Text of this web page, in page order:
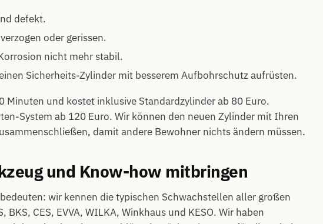
defekt.
oder gerissen.
nicht mehr stabil.
Sicherheits-Zylinder mit besserem Aufbohrschutz aufrüsten.
Minuten und kostet inklusive Standardzylinder ab 80 Euro.
System ab 120 Euro. Wir können den neuen Zylinder mit Ihren
damit andere Bewohner nichts ändern müssen.
und Know-how mitbringen
wir kennen die typischen Schwachstellen aller großen
BKS, CES, EVVA, WILKA, Winkhaus und KESO. Wir haben